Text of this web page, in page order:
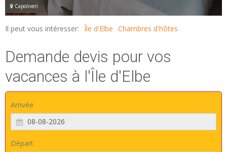
Capoliveri
Il peut vous intéresser: Île d'Elbe Chambres d'hôtes
Demande devis pour vos
vacances à l'Île d'Elbe
Arrivée
Dèpart